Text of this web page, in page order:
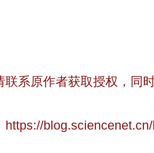
联系原作者获取授权，同
https://